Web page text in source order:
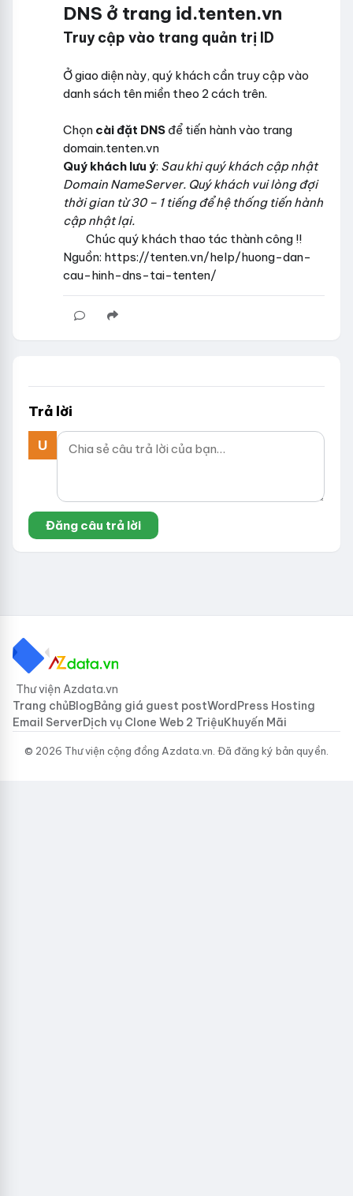
DNS ở trang id.tenten.vn
Truy cập vào trang quản trị ID
Ở giao diện này, quý khách cần truy cập vào
danh sách tên miền theo 2 cách trên.
Chọn cài đặt DNS để tiến hành vào trang
domain.tenten.vn
Quý khách lưu ý: Sau khi quý khách cập nhật
Domain NameServer. Quý khách vui lòng đợi
thời gian từ 30 – 1 tiếng để hệ thống tiến hành
cập nhật lại.
Chúc quý khách thao tác thành công !!
Nguồn: https://tenten.vn/help/huong-dan-
cau-hinh-dns-tai-tenten/
Trả lời
Thư viện Azdata.vn
Trang chủBlogBảng giá guest postWordPress Hosting
Email ServerDịch vụ Clone Web 2 TriệuKhuyến Mãi
© 2026 Thư viện cộng đồng Azdata.vn. Đã đăng ký bản quyền.